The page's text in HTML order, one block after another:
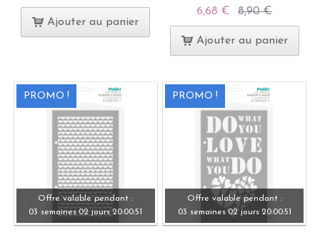
Ajouter au panier
6,68 € 8,90 €
Ajouter au panier
PROMO !
Offre valable pendant :
03 semaines 02 jours 20:00:49
PROMO !
Offre valable pendant :
03 semaines 02 jours 20:00:49